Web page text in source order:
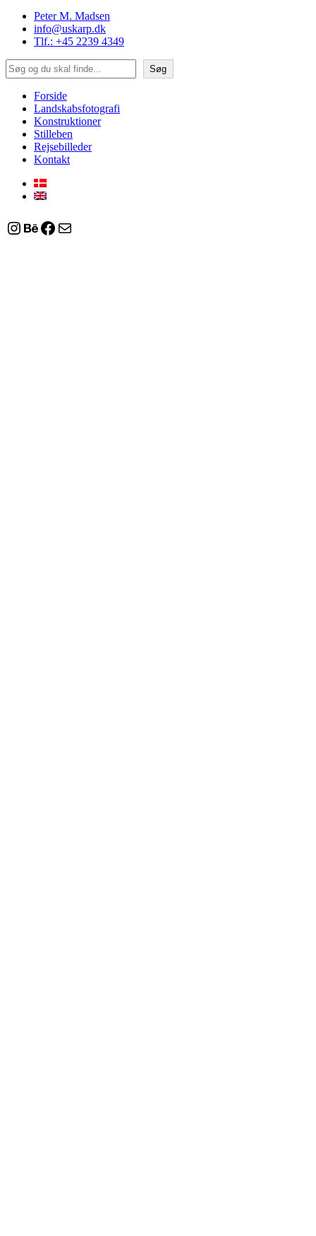
Peter M. Madsen
info@uskarp.dk
Tlf.: +45 2239 4349
Søg
Søg
Forside
Landskabsfotografi
Konstruktioner
Stilleben
Rejsebilleder
Kontakt
Instagram
Behance
Facebook
Mail